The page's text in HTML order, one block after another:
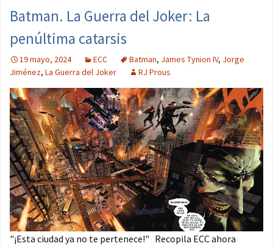
Batman. La Guerra del Joker: La
penúltima catarsis
19 mayo, 2024 ECC Batman, James Tynion IV, Jorge
Jiménez, La Guerra del Joker RJ Prous
"¡Esta ciudad ya no te pertenece!" Recopila ECC ahora